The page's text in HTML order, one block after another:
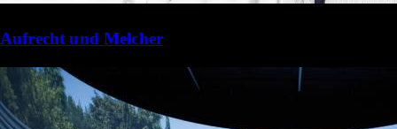
Aufrecht und Melcher